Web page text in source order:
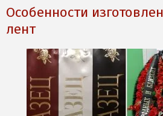
Особенности
лент